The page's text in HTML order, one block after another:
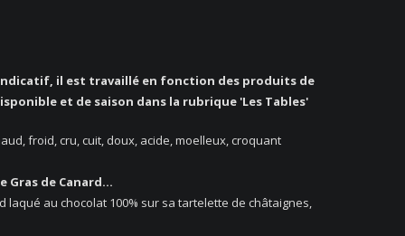
il est travaillé en fonction des produits de
et de saison dans la rubrique 'Les Tables'
froid, cru, cuit, doux, acide, moelleux, croquant
Gras de Canard…
laqué au chocolat 100% sur sa tartelette de châtaignes,